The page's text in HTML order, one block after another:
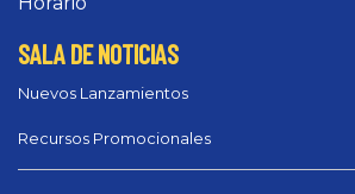
SALA DE NOTICIAS
Nuevos Lanzamientos
Recursos Promocionales